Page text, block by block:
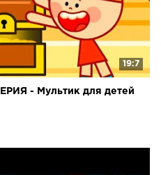
19:7
- Мультик для детей